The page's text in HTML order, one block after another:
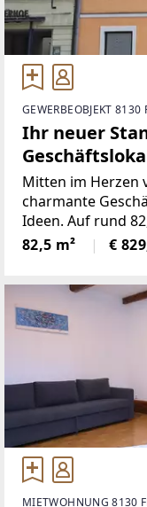
GEWERBEOBJEKT 8130
Ihr neuer
Frohnleiten
Mitten im Herzen
charmante
Ideen. Auf rund
Voraussetzungen
oder Büro –
82,5 m² €
MIETWOHNUNG 8130